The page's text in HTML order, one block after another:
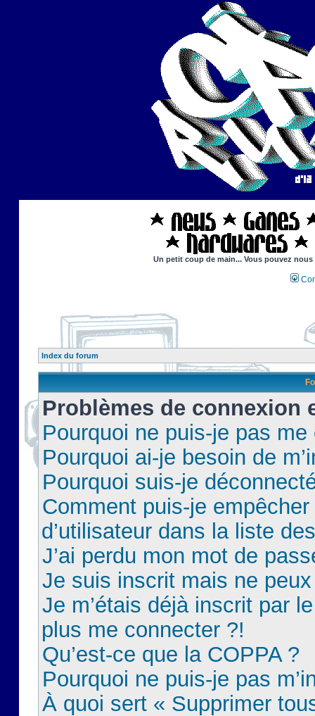
Un petit coup de main... Vous pouvez
Index du forum
Problèmes de connexion
Pourquoi ne puis-je pas
Pourquoi ai-je besoin de
Pourquoi suis-je
Comment puis-je
d’utilisateur dans la liste
J’ai perdu mon mot de
Je suis inscrit mais ne
Je m’étais déjà inscrit par
plus me connecter ?!
Qu’est-ce que la COPPA ?
Pourquoi ne puis-je pas
À quoi sert « Supprimer